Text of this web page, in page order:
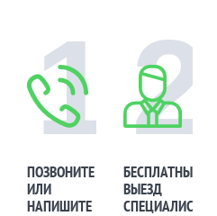
1
ПОЗВОНИТЕ
ИЛИ
НАПИШИТЕ
2
БЕСПЛАТНЫЙ
ВЫЕЗД
СПЕЦИАЛИСТА